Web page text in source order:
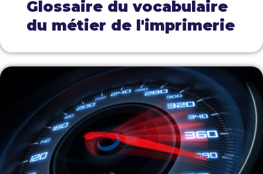
Glossaire du vocabulaire
du métier de l'imprimerie